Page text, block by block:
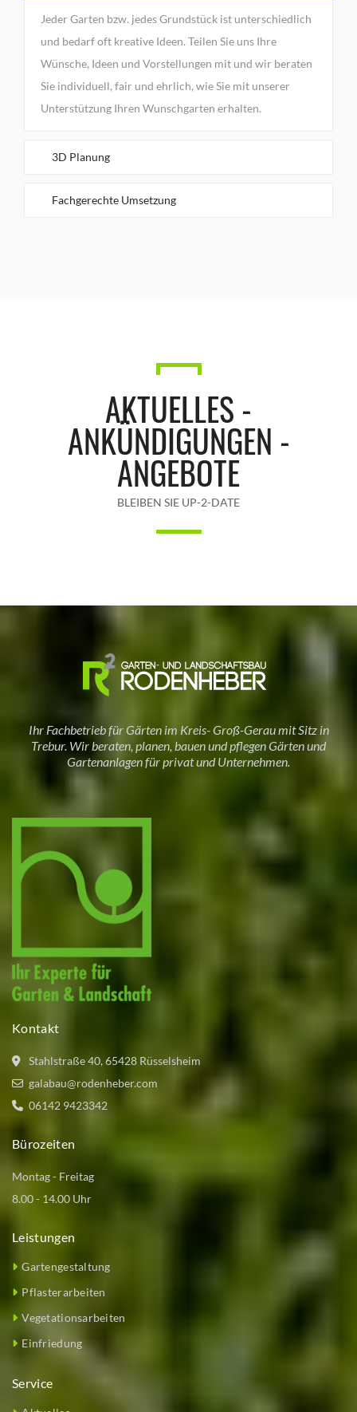
Jeder Garten bzw. jedes Grundstück ist unterschiedlich
und bedarf oft kreative Ideen. Teilen Sie uns Ihre
Wünsche, Ideen und Vorstellungen mit und wir beraten
Sie individuell, fair und ehrlich, wie Sie mit unserer
Unterstützung Ihren Wunschgarten erhalten.
3D Planung
Fachgerechte Umsetzung
AKTUELLES -
ANKÜNDIGUNGEN -
ANGEBOTE
BLEIBEN SIE UP-2-DATE
Ihr Fachbetrieb für Gärten im Kreis- Groß-Gerau mit Sitz in
Trebur. Wir beraten, planen, bauen und pflegen Gärten und
Gartenanlagen für privat und Unternehmen.
Kontakt
Stahlstraße 40, 65428 Rüsselsheim
galabau@rodenheber.com
06142 9423342
Bürozeiten
Montag - Freitag
8.00 - 14.00 Uhr
Leistungen
Gartengestaltung
Pflasterarbeiten
Vegetationsarbeiten
Einfriedung
Service